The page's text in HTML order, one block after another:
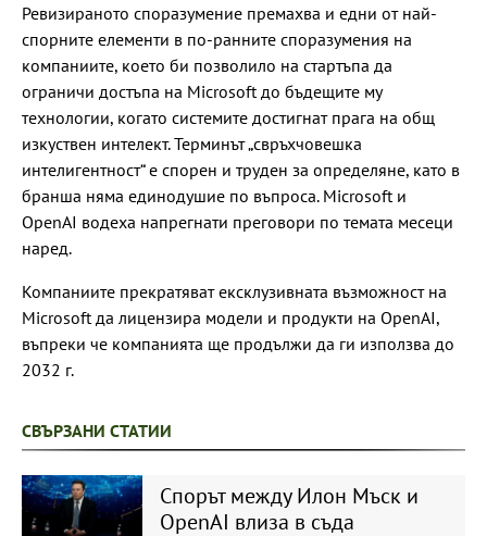
Ревизираното споразумение премахва и едни от най-
спорните елементи в по-ранните споразумения на
компаниите, което би позволило на стартъпа да
ограничи достъпа на Microsoft до бъдещите му
технологии, когато системите достигнат прага на общ
изкуствен интелект. Терминът „свръхчовешка
интелигентност“ е спорен и труден за определяне, като в
бранша няма единодушие по въпроса. Microsoft и
OpenAI водеха напрегнати преговори по темата месеци
наред.
Компаниите прекратяват ексклузивната възможност на
Microsoft да лицензира модели и продукти на OpenAI,
въпреки че компанията ще продължи да ги използва до
2032 г.
СВЪРЗАНИ СТАТИИ
Спорът между Илон Мъск и
OpenAI влиза в съда